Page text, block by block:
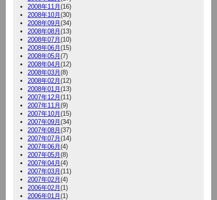
2008年11月(16)
2008年10月(30)
2008年09月(34)
2008年08月(13)
2008年07月(10)
2008年06月(15)
2008年05月(7)
2008年04月(12)
2008年03月(8)
2008年02月(12)
2008年01月(13)
2007年12月(11)
2007年11月(9)
2007年10月(15)
2007年09月(34)
2007年08月(37)
2007年07月(14)
2007年06月(4)
2007年05月(8)
2007年04月(4)
2007年03月(11)
2007年02月(4)
2006年02月(1)
2006年01月(1)